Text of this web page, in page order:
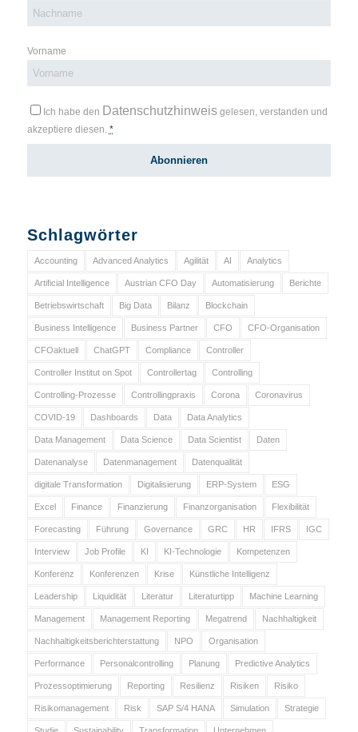
Vorname
Ich habe den Datenschutzhinweisgelesen, verstanden und
akzeptiere diesen. *
Schlagwörter
Accounting Advanced Analytics Agilität AI Analytics
Artificial Intelligence Austrian CFO Day Automatisierung Berichte
Betriebswirtschaft Big Data Bilanz Blockchain
Business Intelligence Business Partner CFO CFO-Organisation
CFOaktuell ChatGPT Compliance Controller
Controller Institut on Spot Controllertag Controlling
Controlling-Prozesse Controllingpraxis Corona Coronavirus
COVID-19 Dashboards Data Data Analytics
Data Management Data Science Data Scientist Daten
Datenanalyse Datenmanagement Datenqualität
digitale Transformation Digitalisierung ERP-System ESG
Excel Finance Finanzierung Finanzorganisation Flexibilität
Forecasting Führung Governance GRC HR IFRS IGC
Interview Job Profile KI KI-Technologie Kompetenzen
Konferenz Konferenzen Krise Künstliche Intelligenz
Leadership Liquidität Literatur Literaturtipp Machine Learning
Management Management Reporting Megatrend Nachhaltigkeit
Nachhaltigkeitsberichterstattung NPO Organisation
Performance Personalcontrolling Planung Predictive Analytics
Prozessoptimierung Reporting Resilienz Risiken Risiko
Risikomanagement Risk SAP S/4 HANA Simulation Strategie
Studie Sustainability Transformation Unternehmen